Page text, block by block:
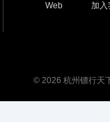
Web
加入
© 2026 杭州镖行天